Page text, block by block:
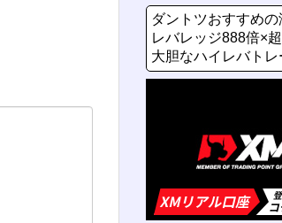
ダントツおすすめの
レバレッジ888倍×
大胆なハイレバトレ